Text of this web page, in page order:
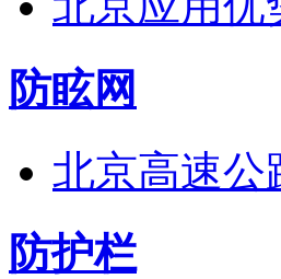
防眩网
北京高速公
防护栏